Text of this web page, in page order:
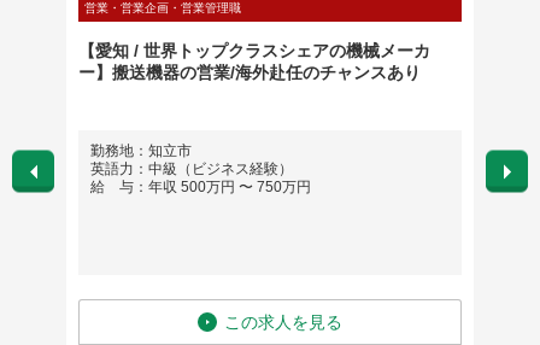
営業・営業企画・営業管理職
【愛知 / 世界トップクラスシェアの機械メーカ
ー】搬送機器の営業/海外赴任のチャンスあり
勤務地：知立市
英語力：中級（ビジネス経験）
給 与：年収 500万円 〜 750万円
この求人を見る
勤務
英語
給